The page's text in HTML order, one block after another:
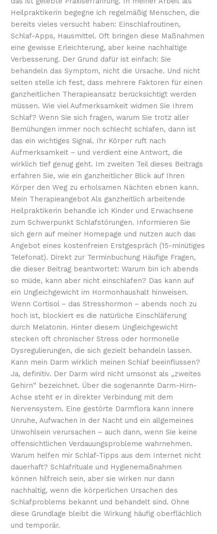
Heilpraktikerin begegne ich regelmäßig Menschen, die
bereits vieles versucht haben: Einschlafroutinen,
Schlaf-Apps, Hausmittel. Oft bringen diese Maßnahmen
eine gewisse Erleichterung, aber keine nachhaltige
Verbesserung. Der Grund dafür ist einfach: Sie
behandeln das Symptom, nicht die Ursache. Und nicht
selten stelle ich fest, dass mehrere Faktoren für einen
ganzheitlichen Therapieansatz berücksichtigt werden
müssen. Wie viel Aufmerksamkeit widmen Sie Ihrem
Schlaf? Wenn Sie sich fragen, warum Sie trotz aller
Bemühungen immer noch schlecht schlafen, dann ist
das ein wichtiges Signal. Ihr Körper ruft nach
Aufmerksamkeit – und verdient eine Antwort, die
wirklich tief genug geht. Im zweiten Teil dieses Beitrags
erfahren Sie, wie ein ganzheitlicher Blick auf Ihren
Körper den Weg zu erholsamen Nächten ebnen kann.
Mein Therapieangebot Als ganzheitlich arbeitende
Heilpraktikerin behandle ich Kinder und Erwachsene
zum Schwerpunkt Schlafstörungen. Informieren Sie
sich gern auf meiner Homepage und nutzen auch das
Angebot eines kostenfreien Erstgespräch (15-minütiges
Telefonat). Direkt zur Terminbuchung Häufige Fragen,
die dieser Beitrag beantwortet: Warum bin ich abends
so müde, kann aber nicht einschlafen? Das kann auf
ein Ungleichgewicht im Hormonhaushalt hinweisen.
Wenn Cortisol – das Stresshormon – abends noch zu
hoch ist, blockiert es die natürliche Einschläferung
durch Melatonin. Hinter diesem Ungleichgewicht
stecken oft chronischer Stress oder hormonelle
Dysregulierungen, die sich gezielt behandeln lassen.
Kann mein Darm wirklich meinen Schlaf beeinflussen?
Ja, definitiv. Der Darm wird nicht umsonst als „zweites
Gehirn“ bezeichnet. Über die sogenannte Darm-Hirn-
Achse steht er in direkter Verbindung mit dem
Nervensystem. Eine gestörte Darmflora kann innere
Unruhe, Aufwachen in der Nacht und ein allgemeines
Unwohlsein verursachen – auch dann, wenn Sie keine
offensichtlichen Verdauungsprobleme wahrnehmen.
Warum helfen mir Schlaf-Tipps aus dem Internet nicht
dauerhaft? Schlafrituale und Hygienemaßnahmen
können hilfreich sein, aber sie wirken nur dann
nachhaltig, wenn die körperlichen Ursachen des
Schlafproblems bekannt und behandelt sind. Ohne
diese Grundlage bleibt die Wirkung häufig oberflächlich
und temporär.